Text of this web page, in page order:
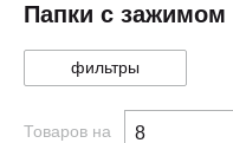
Папки с зажимом
фильтры
Товаров на